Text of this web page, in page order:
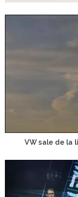
VW sale de la